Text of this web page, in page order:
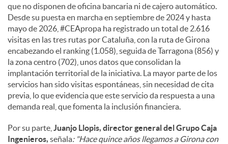
que no disponen de oficina bancaria ni de cajero automático.
Desde su puesta en marcha en septiembre de 2024 y hasta
mayo de 2026, #CEApropa ha registrado un total de 2.616
visitas en las tres rutas por Cataluña, con la ruta de Girona
encabezando el ranking (1.058), seguida de Tarragona (856) y
la zona centro (702), unos datos que consolidan la
implantación territorial de la iniciativa. La mayor parte de los
servicios han sido visitas espontáneas, sin necesidad de cita
previa, lo que evidencia que este servicio da respuesta a una
demanda real, que fomenta la inclusión financiera.
Por su parte, Juanjo Llopis, director general del Grupo Caja
Ingenieros, señala: "Hace quince años llegamos a Girona con